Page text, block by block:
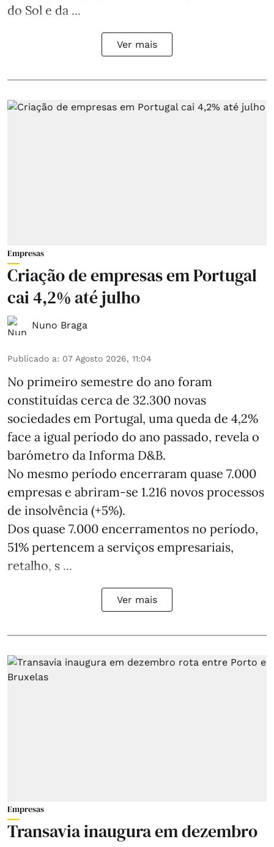
do Sol e da ...
Ver mais
Empresas
Criação de empresas em Portugal
cai 4,2% até julho
Nuno Braga
Publicado a: 07 Agosto 2026, 11:04
No primeiro semestre do ano foram
constituídas cerca de 32.300 novas
sociedades em Portugal, uma queda de 4,2%
face a igual período do ano passado, revela o
barómetro da Informa D&B.
No mesmo período encerraram quase 7.000
empresas e abriram‑se 1.216 novos processos
de insolvência (+5%).
Dos quase 7.000 encerramentos no período,
51% pertencem a serviços empresariais,
retalho, s ...
Ver mais
Empresas
Transavia inaugura em dezembro